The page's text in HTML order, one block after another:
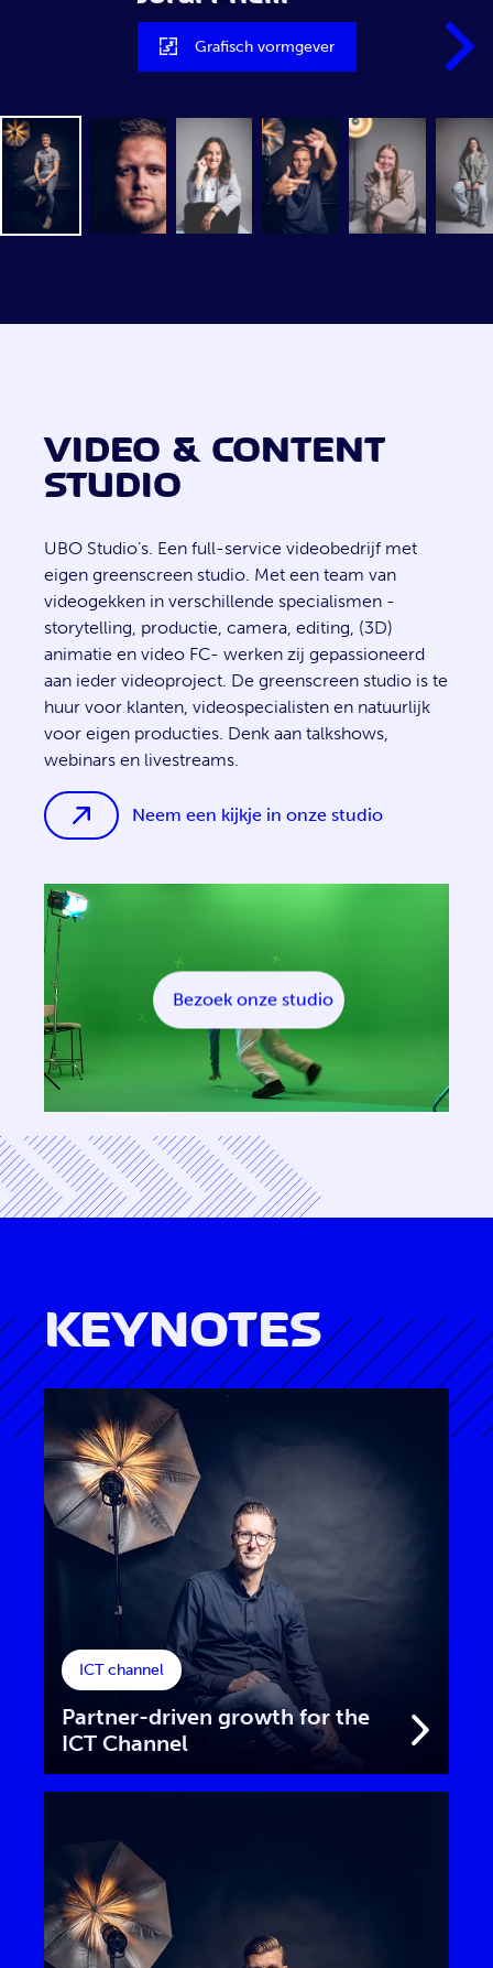
Grafisch vormgever
VIDEO & CONTENT
STUDIO
UBO Studio’s. Een full-service videobedrijf met
eigen greenscreen studio. Met een team van
videogekken in verschillende specialismen -
storytelling, productie, camera, editing, (3D)
animatie en video FC- werken zij gepassioneerd
aan ieder videoproject. De greenscreen studio is te
huur voor klanten, videospecialisten en natuurlijk
voor eigen producties. Denk aan talkshows,
webinars en livestreams.
Neem een kijkje in onze studio
Bezoek onze studio
KEYNOTES
ICT channel
Partner-driven growth for the
ICT Channel